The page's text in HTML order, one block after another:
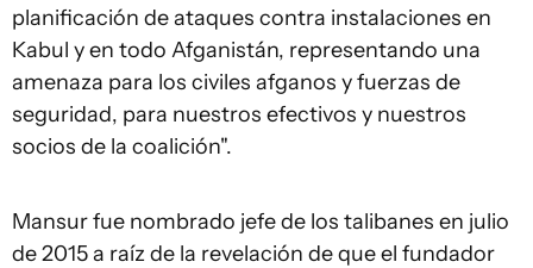
planificación de ataques contra instalaciones en
Kabul y en todo Afganistán, representando una
amenaza para los civiles afganos y fuerzas de
seguridad, para nuestros efectivos y nuestros
socios de la coalición".
Mansur fue nombrado jefe de los talibanes en julio
de 2015 a raíz de la revelación de que el fundador